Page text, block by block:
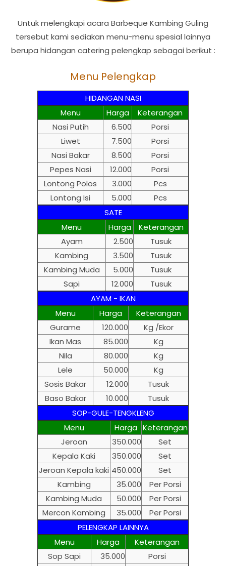
Untuk melengkapi acara Barbeque Kambing Guling
tersebut kami sediakan menu-menu spesial lainnya
berupa hidangan catering pelengkap sebagai berikut :
Menu Pelengkap
HIDANGAN NASI
Menu
Harga
Keterangan
Nasi Putih
6.500
Porsi
Liwet
7.500
Porsi
Nasi Bakar
8.500
Porsi
Pepes Nasi
12.000
Porsi
Lontong Polos
3.000
Pcs
Lontong Isi
5.000
Pcs
SATE
Menu
Harga
Keterangan
Ayam
2.500
Tusuk
Kambing
3.500
Tusuk
Kambing Muda
5.000
Tusuk
Sapi
12.000
Tusuk
AYAM - IKAN
Menu
Harga
Keterangan
Gurame
120.000
Kg /Ekor
Ikan Mas
85.000
Kg
Nila
80.000
Kg
Lele
50.000
Kg
Sosis Bakar
12.000
Tusuk
Baso Bakar
10.000
Tusuk
SOP-GULE-TENGKLENG
Menu
Harga Keterangan
Jeroan
350.000
Set
Kepala Kaki
350.000
Set
Jeroan Kepala kaki 450.000
Set
Kambing
35.000
Per Porsi
Kambing Muda
50.000
Per Porsi
Mercon Kambing
35.000
Per Porsi
PELENGKAP LAINNYA
Menu
Harga
Keterangan
Sop Sapi
35.000
Porsi